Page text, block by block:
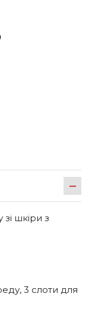
шкіри з
3 слоти для